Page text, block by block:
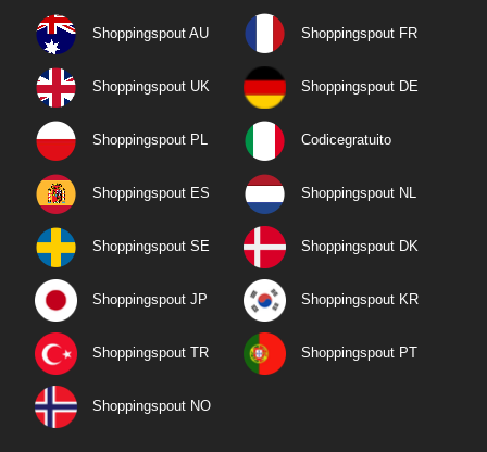
Shoppingspout AU Shoppingspout FR
Shoppingspout UK Shoppingspout DE
Shoppingspout PL Codicegratuito
Shoppingspout ES Shoppingspout NL
Shoppingspout SE Shoppingspout DK
Shoppingspout JP Shoppingspout KR
Shoppingspout TR Shoppingspout PT
Shoppingspout NO